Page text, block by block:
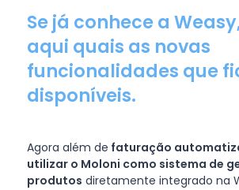
Se já conhece a
aqui quais as novas
funcionalidades que
disponíveis.
Agora além de faturação
utilizar o Moloni como sistema de
produtos diretamente integrado na